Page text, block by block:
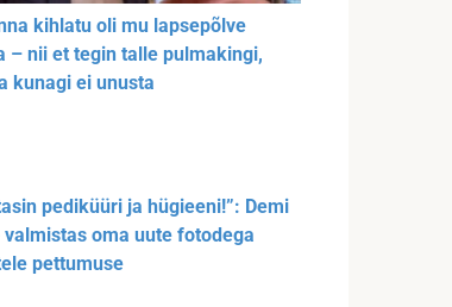
kihlatu oli mu lapsepõlve
– nii et tegin talle pulmakingi,
kunagi ei unusta
pediküüri ja hügieeni!”: Demi
valmistas oma uute fotodega
pettumuse